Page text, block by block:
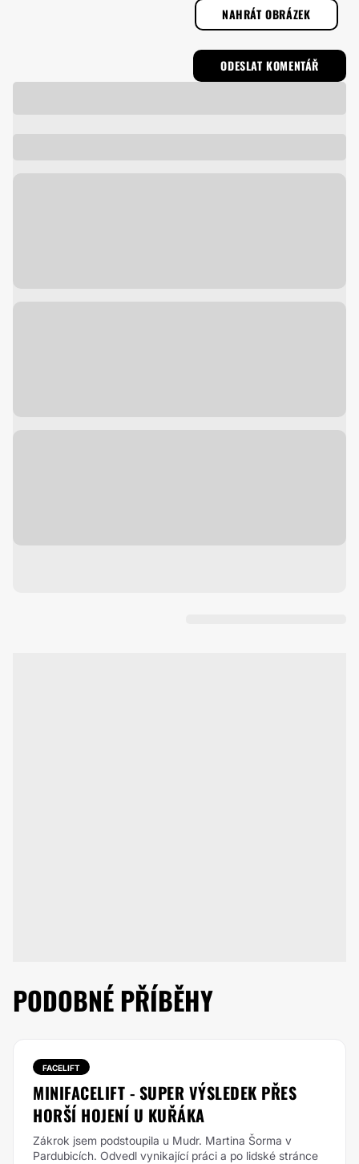
NAHRÁT OBRÁZEK
PODOBNÉ PŘÍBĚHY
FACELIFT
MINIFACELIFT - SUPER VÝSLEDEK PŘES
HORŠÍ HOJENÍ U KUŘÁKA
Zákrok jsem podstoupila u Mudr. Martina Šorma v
Pardubicích. Odvedl vynikající práci a po lidské stránce